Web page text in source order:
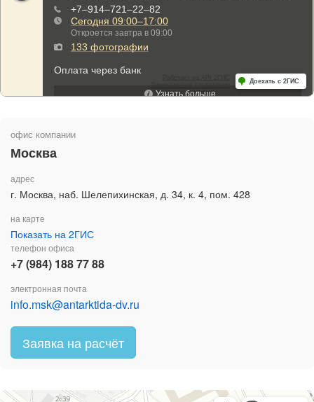
офис компании
Москва
адрес
г. Москва, наб. Шелепихинская, д. 34, к. 4, пом. 428
на карте
Показать на 2ГИС
телефон офиса
+7 (984) 188 77 88
электронная почта
info.msk@antarktida-dv.ru
Заявка на расчёт